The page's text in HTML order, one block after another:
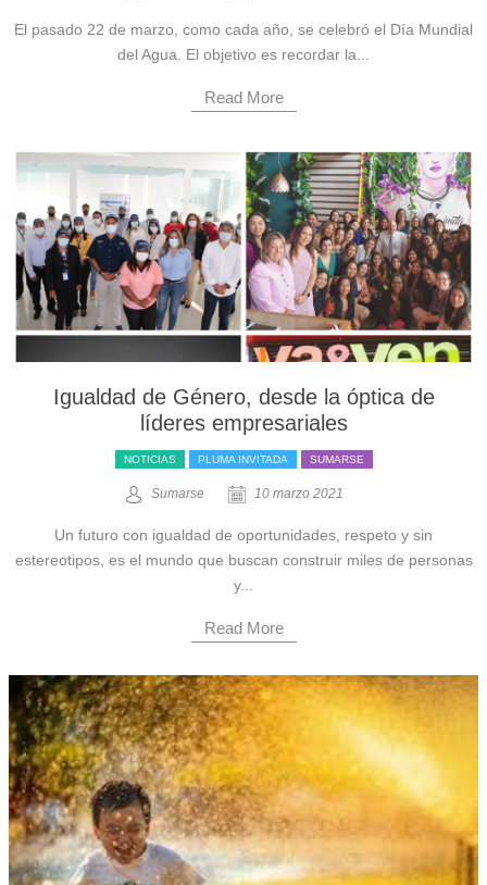
El pasado 22 de marzo, como cada año, se celebró el Día Mundial
del Agua. El objetivo es recordar la...
Read More
Igualdad de Género, desde la óptica de
líderes empresariales
NOTICIAS PLUMA INVITADA SUMARSE
Sumarse 10 marzo 2021
Un futuro con igualdad de oportunidades, respeto y sin
estereotipos, es el mundo que buscan construir miles de personas
y...
Read More